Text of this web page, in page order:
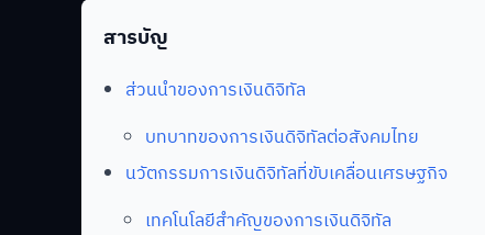
สารบัญ
ส่วนนำของการเงินดิจิทัล
บทบาทของการเงินดิจิทัลต่อสังคมไทย
นวัตกรรมการเงินดิจิทัลที่ขับเคลื่อนเศรษฐกิจ
เทคโนโลยีสำคัญของการเงินดิจิทัล